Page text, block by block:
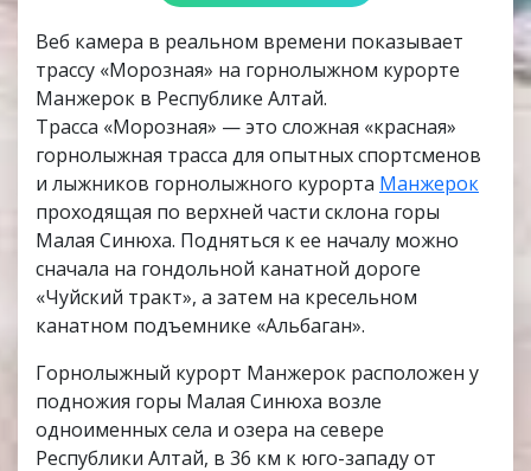
Веб камера в реальном времени показывает
трассу «Морозная» на горнолыжном курорте
Манжерок в Республике Алтай.
Трасса «Морозная» — это сложная «красная»
горнолыжная трасса для опытных спортсменов
и лыжников горнолыжного курорта Манжерок
проходящая по верхней части склона горы
Малая Синюха. Подняться к ее началу можно
сначала на гондольной канатной дороге
«Чуйский тракт», а затем на кресельном
канатном подъемнике «Альбаган».
Горнолыжный курорт Манжерок расположен у
подножия горы Малая Синюха возле
одноименных села и озера на севере
Республики Алтай, в 36 км к юго-западу от